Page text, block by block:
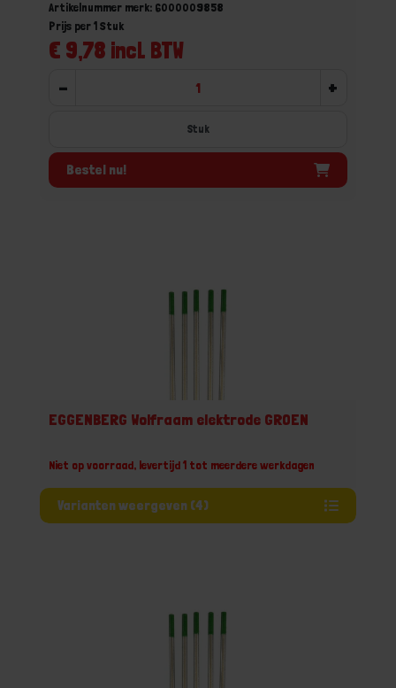
Artikelnummer merk: 6000009858
€ 9,78 incl. BTW
Prijs per 1 Stuk
- +
Stuk
Bestel nu!
EGGENBERG Wolfraam elektrode GROEN
Niet op voorraad, levertijd 1 tot meerdere werkdagen
Varianten weergeven (4)